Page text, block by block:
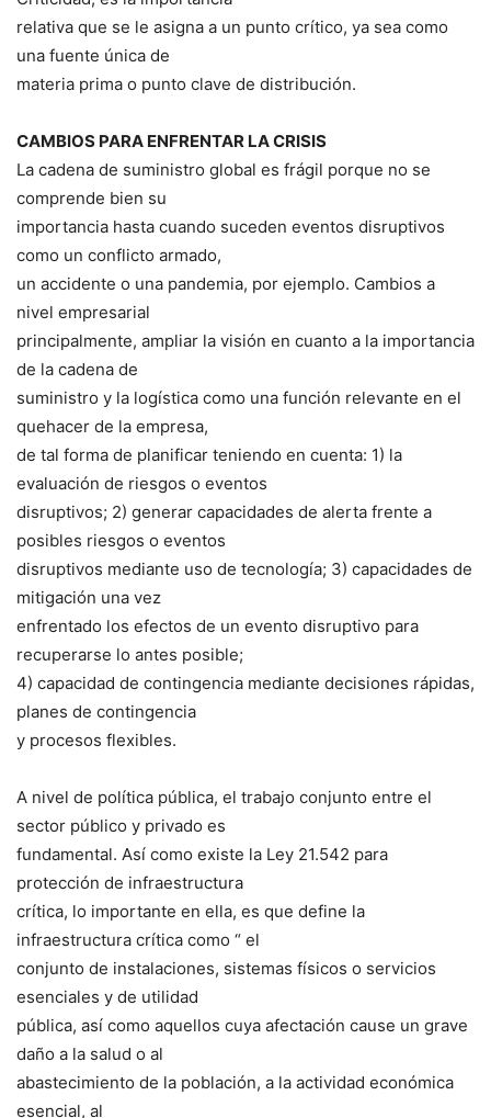
relativa que se le asigna a un punto crítico, ya sea como
una fuente única de
materia prima o punto clave de distribución.
CAMBIOS PARA ENFRENTAR LA CRISIS
La cadena de suministro global es frágil porque no se
comprende bien su
importancia hasta cuando suceden eventos disruptivos
como un conflicto armado,
un accidente o una pandemia, por ejemplo. Cambios a
nivel empresarial
principalmente, ampliar la visión en cuanto a la importancia
de la cadena de
suministro y la logística como una función relevante en el
quehacer de la empresa,
de tal forma de planificar teniendo en cuenta: 1) la
evaluación de riesgos o eventos
disruptivos; 2) generar capacidades de alerta frente a
posibles riesgos o eventos
disruptivos mediante uso de tecnología; 3) capacidades de
mitigación una vez
enfrentado los efectos de un evento disruptivo para
recuperarse lo antes posible;
4) capacidad de contingencia mediante decisiones rápidas,
planes de contingencia
y procesos flexibles.
A nivel de política pública, el trabajo conjunto entre el
sector público y privado es
fundamental. Así como existe la Ley 21.542 para
protección de infraestructura
crítica, lo importante en ella, es que define la
infraestructura crítica como “ el
conjunto de instalaciones, sistemas físicos o servicios
esenciales y de utilidad
pública, así como aquellos cuya afectación cause un grave
daño a la salud o al
abastecimiento de la población, a la actividad económica
esencial, al